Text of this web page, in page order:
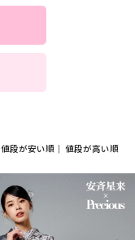
値段が安い順 ｜ 値段が高い順